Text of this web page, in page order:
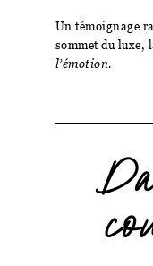
Un témoignage
sommet du luxe,
l’émotion.